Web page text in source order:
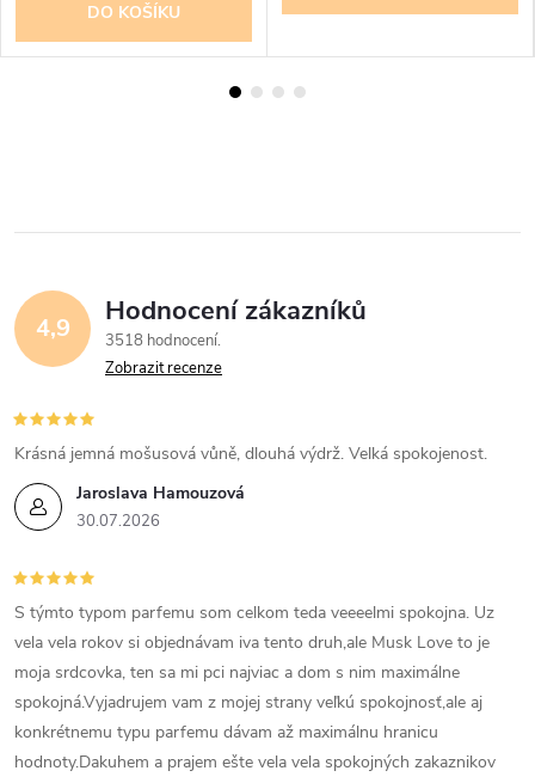
DO KOŠÍKU
4,9 Hodnocení zákazníků
3518 hodnocení
Zobrazit recenze
Jaroslava Hamouzová
30.07.2026
Krásná jemná mošusová vůně, dlouhá výdrž. Velká spokojenost.
S týmto typom parfemu som celkom teda veeeelmi spokojna. Uz
vela vela rokov si objednávam iva tento druh,ale Musk Love to je
moja srdcovka, ten sa mi pci najviac a dom s nim maximálne
spokojná.Vyjadrujem vam z mojej strany veľkú spokojnosť,ale aj
konkrétnemu typu parfemu dávam až maximálnu hranicu
hodnoty.Dakuhem a prajem ešte vela vela spokojných zakaznikov